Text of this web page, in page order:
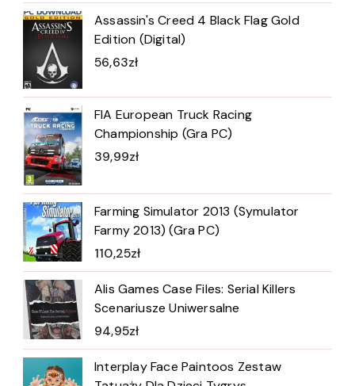
Assassin's Creed 4 Black Flag Gold
Edition (Digital)
56,63zł
FIA European Truck Racing
Championship (Gra PC)
39,99zł
Farming Simulator 2013 (Symulator
Farmy 2013) (Gra PC)
110,25zł
Alis Games Case Files: Serial Killers
Scenariusze Uniwersalne
94,95zł
Interplay Face Paintoos Zestaw